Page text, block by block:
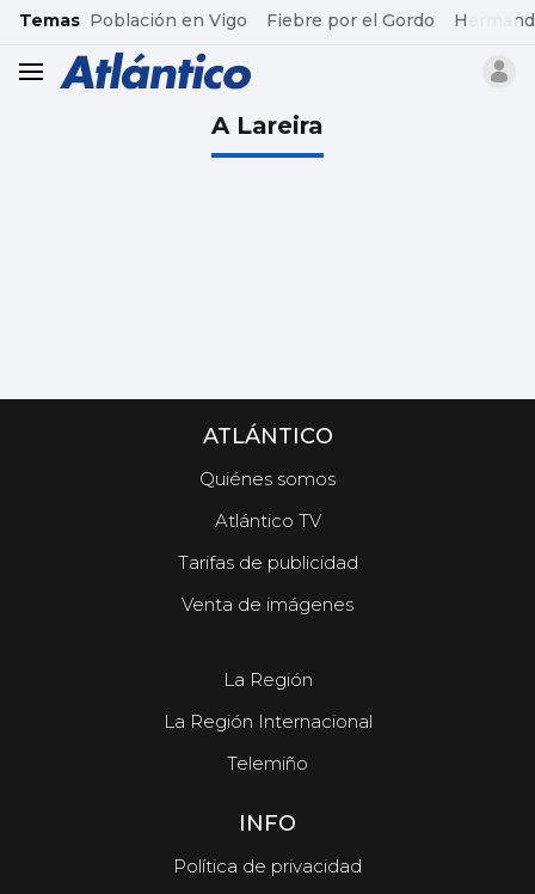
common.go-to-content
Temas Población en Vigo Fiebre por el Gordo
header.menu.open
A Lareira
ATLÁNTICO
Quiénes somos
Atlántico TV
Tarifas de publicidad
Venta de imágenes
La Región
La Región Internacional
Telemiño
INFO
Política de privacidad